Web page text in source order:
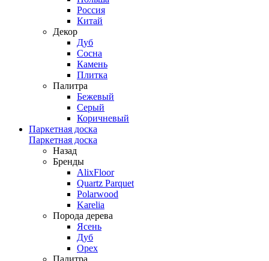
Россия
Китай
Декор
Дуб
Сосна
Камень
Плитка
Палитра
Бежевый
Серый
Коричневый
Паркетная доска
Паркетная доска
Назад
Бренды
AlixFloor
Quartz Parquet
Polarwood
Karelia
Порода дерева
Ясень
Дуб
Орех
Палитра